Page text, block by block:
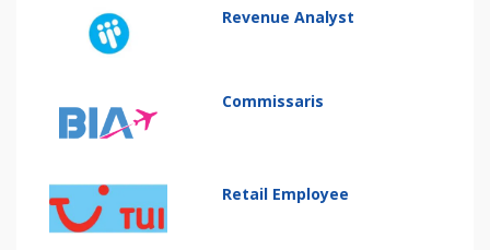
Revenue Analyst
Commissaris
Retail Employee